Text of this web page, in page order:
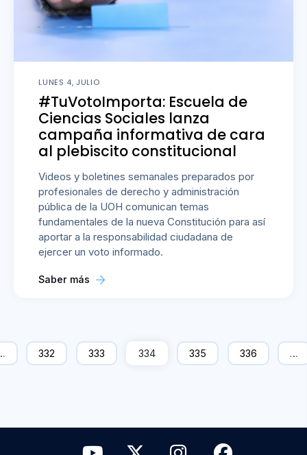
LUNES 4, JULIO
#TuVotoImporta: Escuela de
Ciencias Sociales lanza
campaña informativa de cara
al plebiscito constitucional
Videos y boletines semanales preparados por
profesionales de derecho y administración
pública de la UOH comunican temas
fundamentales de la nueva Constitución para así
aportar a la responsabilidad ciudadana de
ejercer un voto informado.
Saber más
332 333 334 335 336 …